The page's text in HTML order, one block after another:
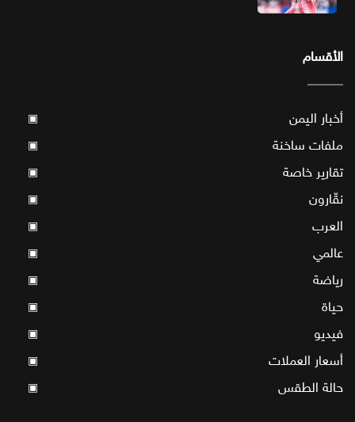
الأقسام
أخبار اليمن ▣
ملفات ساخنة ▣
تقارير خاصة ▣
نقّارون ▣
العرب ▣
عالمي ▣
رياضة ▣
حياة ▣
فيديو ▣
أسعار العملات ▣
حالة الطقس ▣